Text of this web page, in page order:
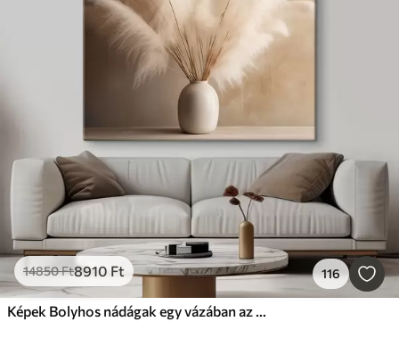
14850Ft8910 Ft 116
Képek Bolyhos nádágak egy vázában az asztalon